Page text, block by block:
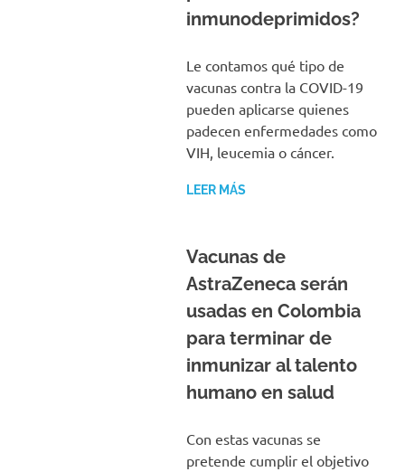
inmunodeprimidos?
Le contamos qué tipo de
vacunas contra la COVID-19
pueden aplicarse quienes
padecen enfermedades como
VIH, leucemia o cáncer.
LEER MÁS
Vacunas de
AstraZeneca serán
usadas en Colombia
para terminar de
inmunizar al talento
humano en salud
Con estas vacunas se
pretende cumplir el objetivo